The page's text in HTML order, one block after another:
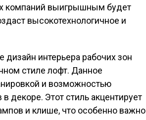
компаний выигрышным будет
высокотехнологичное и
интерьера рабочих зон
стиле лофт. Данное
и возможностью
декоре. Этот стиль акцентирует
и клише, что особенно важно